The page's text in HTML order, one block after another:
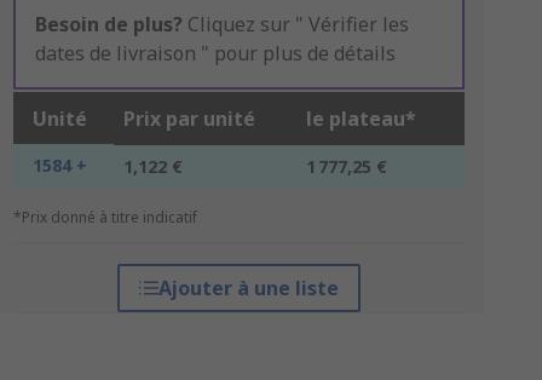
Besoin de plus? Cliquez sur " Vérifier les
dates de livraison " pour plus de détails
Unité Prix par unité le plateau*
1584 + 1,122 € 1 777,25 €
*Prix donné à titre indicatif
Ajouter à une liste